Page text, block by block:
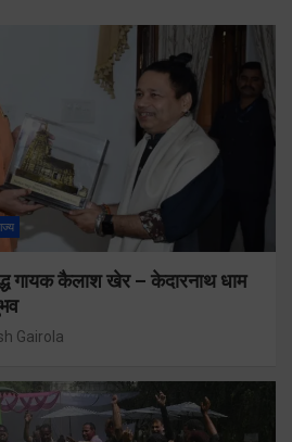
गायक कैलाश खेर – केदारनाथ धाम
Gairola